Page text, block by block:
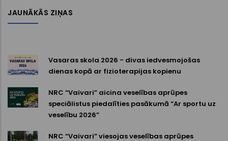
JAUNĀKĀS ZIŅAS
Vasaras skola 2026 - divas iedvesmojošas
dienas kopā ar fizioterapijas kopienu
NRC “Vaivari” aicina veselības aprūpes
speciālistus piedalīties pasākumā “Ar sportu uz
veselību 2026”
NRC “Vaivari” viesojas veselības aprūpes